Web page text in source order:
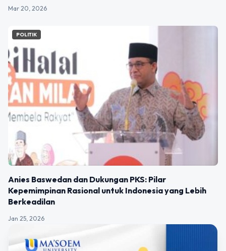
Mar 20, 2026
POLITIK
Anies Baswedan dan Dukungan PKS: Pilar
Kepemimpinan Rasional untuk Indonesia yang Lebih
Berkeadilan
Jan 25, 2026